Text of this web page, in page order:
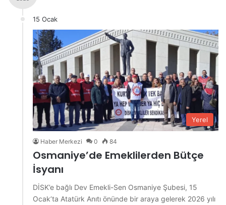
15 Ocak
Yerel
Haber Merkezi 0 84
Osmaniye’de Emeklilerden Bütçe
İsyanı
DİSK’e bağlı Dev Emekli-Sen Osmaniye Şubesi, 15
Ocak’ta Atatürk Anıtı önünde bir araya gelerek 2026 yılı